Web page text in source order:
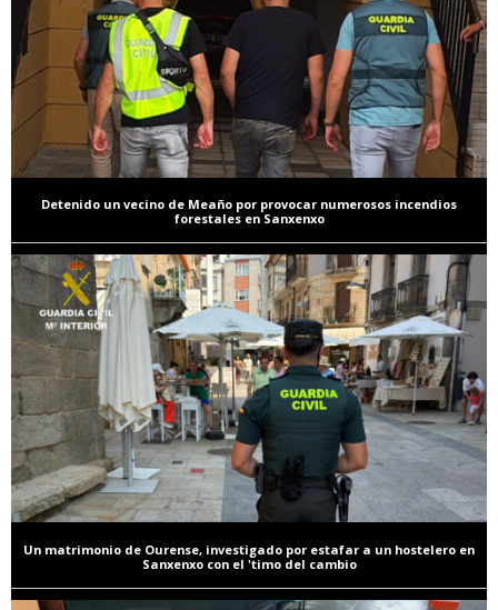
Detenido un vecino de Meaño por provocar numerosos incendios
forestales en Sanxenxo
Un matrimonio de Ourense, investigado por estafar a un hostelero en
Sanxenxo con el 'timo del cambio